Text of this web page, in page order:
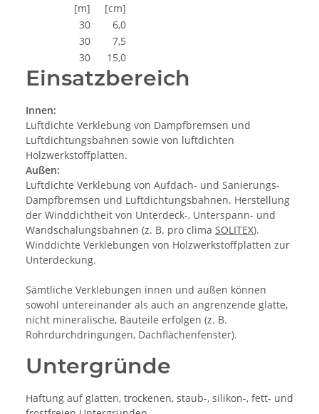
[m]
[cm]
30
6,0
30
7,5
30
15,0
Einsatzbereich
Innen:
Luftdichte Verklebung von Dampfbremsen und
Luftdichtungsbahnen sowie von luftdichten
Holzwerkstoffplatten.
Außen:
Luftdichte Verklebung von Aufdach- und Sanierungs-
Dampfbremsen und Luftdichtungsbahnen. Herstellung
der Winddichtheit von Unterdeck-, Unterspann- und
Wandschalungsbahnen (z. B. pro clima SOLITEX).
Winddichte Verklebungen von Holzwerkstoffplatten zur
Unterdeckung.
Sämtliche Verklebungen innen und außen können
sowohl untereinander als auch an angrenzende glatte,
nicht mineralische, Bauteile erfolgen (z. B.
Rohrdurchdringungen, Dachflächenfenster).
Untergründe
Haftung auf glatten, trockenen, staub-, silikon-, fett- und